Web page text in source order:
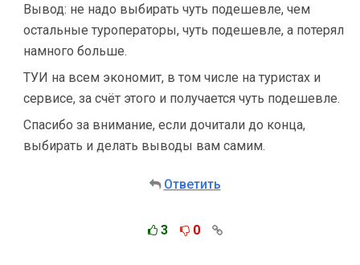
Вывод: не надо выбирать чуть подешевле, чем
остальные туроператоры, чуть подешевле, а потерял
намного больше.
ТУИ на всем экономит, в том числе на туристах и
сервисе, за счёт этого и получается чуть подешевле.
Спасибо за внимание, если дочитали до конца,
выбирать и делать выводы вам самим.
Ответить
3 0